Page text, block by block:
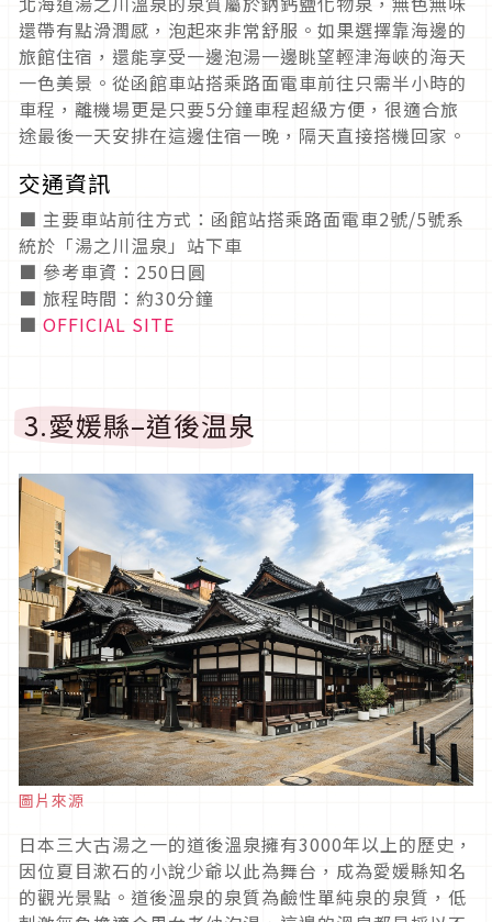
還帶有點滑潤感，泡起來非常舒服。如果選擇靠海邊的
旅館住宿，還能享受一邊泡湯一邊眺望輕津海峽的海天
一色美景。從函館車站搭乘路面電車前往只需半小時的
車程，離機場更是只要5分鐘車程超級方便，很適合旅
途最後一天安排在這邊住宿一晚，隔天直接搭機回家。
交通資訊
■ 主要車站前往方式：函館站搭乘路面電車2號/5號系
統於「湯之川温泉」站下車
■ 參考車資：250日圓
■ 旅程時間：約30分鐘
■ OFFICIAL SITE
3.愛媛縣–道後温泉
圖片來源
日本三大古湯之一的道後溫泉擁有3000年以上的歷史，
因位夏目漱石的小說少爺以此為舞台，成為愛媛縣知名
的觀光景點。道後溫泉的泉質為鹼性單純泉的泉質，低